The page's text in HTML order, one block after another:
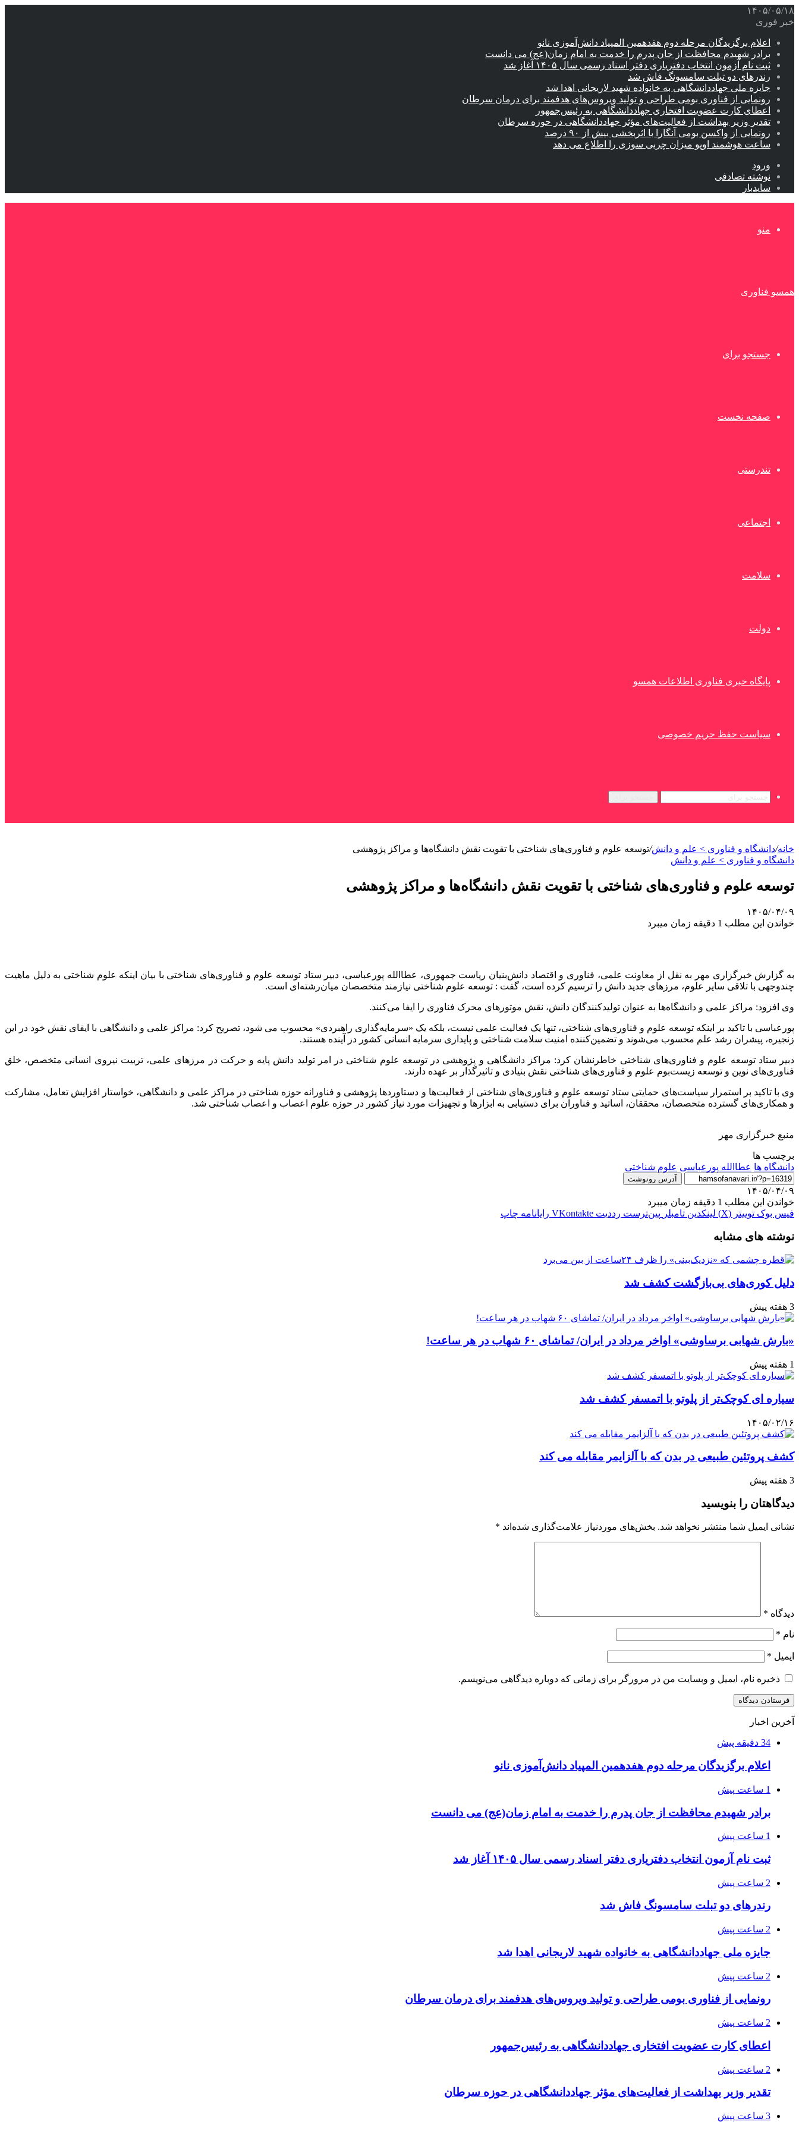
۱۴۰۵/۰۵/۱۸
خبر فوری
اعلام برگزیدگان مرحله دوم هفدهمین المپیاد دانش‌آموزی نانو
برادر شهیدم محافظت از جان پدرم را خدمت به امام زمان(عج) می دانست
ثبت نام آزمون انتخاب دفتریاری دفتر اسناد رسمی سال ۱۴۰۵ آغاز شد
رندرهای دو تبلت سامسونگ فاش شد
جایزه ملی جهاددانشگاهی به خانواده شهید لاریجانی اهدا شد
رونمایی از فناوری بومی طراحی و تولید ویروس‌های هدفمند برای درمان سرطان
اعطای کارت عضویت افتخاری جهاددانشگاهی به رئیس‌جمهور
تقدیر وزیر بهداشت از فعالیت‌های مؤثر جهاددانشگاهی در حوزه سرطان
رونمایی از واکسن بومی آنگارا با اثربخشی بیش از ۹۰ درصد
ساعت هوشمند اوپو میزان چربی سوزی را اطلاع می دهد
ورود
نوشته تصادفی
سایدبار
منو
همسو فناوری
جستجو برای
صفحه نخست
تندرستی
اجتماعی
سلامت
دولت
پایگاه خبری فناوری اطلاعات همسو
سیاست حفظ حریم خصوصی
خانه/دانشگاه و فناوری > علم و دانش/توسعه علوم و فناوری‌های شناختی با تقویت نقش دانشگاه‌ها و مراکز پژوهشی
دانشگاه و فناوری > علم و دانش
توسعه علوم و فناوری‌های شناختی با تقویت نقش دانشگاه‌ها و مراکز پژوهشی
۱۴۰۵/۰۴/۰۹
خواندن این مطلب 1 دقیقه زمان میبرد
به گزارش خبرگزاری مهر به نقل از معاونت علمی، فناوری و اقتصاد دانش‌بنیان ریاست جمهوری، عطاالله پورعباسی، دبیر ستاد توسعه علوم و فناوری‌های شناختی با بیان اینکه علوم شناختی به دلیل ماهیت
چندوجهی با تلاقی سایر علوم، مرزهای جدید دانش را ترسیم کرده است، گفت : توسعه علوم شناختی نیازمند متخصصان میان‌رشته‌ای است.
وی افزود: مراکز علمی و دانشگاه‌ها به عنوان تولیدکنندگان دانش، نقش موتورهای محرک فناوری را ایفا می‌کنند.
پورعباسی با تاکید بر اینکه توسعه علوم و فناوری‌های شناختی، تنها یک فعالیت علمی نیست، بلکه یک «سرمایه‌گذاری راهبردی» محسوب می شود، تصریح کرد: مراکز علمی و دانشگاهی با ایفای نقش خود در این
زنجیره، پیشران رشد علم محسوب می‌شوند و تضمین‌کننده امنیت سلامت شناختی و پایداری سرمایه انسانی کشور در آینده‌ هستند.
دبیر ستاد توسعه علوم و فناوری‌های شناختی خاطرنشان کرد: مراکز دانشگاهی و پژوهشی در توسعه علوم شناختی در امر تولید دانش پایه و حرکت در مرزهای علمی، تربیت نیروی انسانی متخصص، خلق
فناوری‌های نوین و توسعه زیست‌بوم علوم و فناوری‌های شناختی نقش بنیادی و تاثیرگذار بر عهده دارند.
وی با تاکید بر استمرار سیاست‌های حمایتی ستاد توسعه علوم و فناوری‌‎های شناختی از فعالیت‌ها و دستاوردها پژوهشی و فناورانه حوزه شناختی در مراکز علمی و دانشگاهی، خواستار افزایش تعامل، مشارکت
و همکاری‌های گسترده متخصصان، محققان، اساتید و فناوران برای دستیابی به ابزارها و تجهیزات مورد نیاز کشور در حوزه علوم اعصاب و اعصاب شناختی شد.
منبع خبرگزاری مهر
برچسب ها
دانشگاه ها عطاالله پورعباسی علوم شناختی
آدرس رونوشت
۱۴۰۵/۰۴/۰۹
خواندن این مطلب 1 دقیقه زمان میبرد
فیس بوک توییتر (X) لینکدین ‫تامبلر ‫پین‌ترست ‫رددیت ‫VKontakte رایانامه چاپ
نوشته های مشابه
دلیل کوری‌های بی‌بازگشت کشف شد
3 هفته پیش
«بارش شهابی برساوشی» اواخر مرداد در ایران/ تماشای ۶۰ شهاب در هر ساعت!
1 هفته پیش
سیاره ای کوچک‌تر از پلوتو با اتمسفر کشف شد
۱۴۰۵/۰۲/۱۶
کشف پروتئین طبیعی در بدن که با آلزایمر مقابله می کند
3 هفته پیش
دیدگاهتان را بنویسید
نشانی ایمیل شما منتشر نخواهد شد. بخش‌های موردنیاز علامت‌گذاری شده‌اند *
دیدگاه *
نام *
ایمیل *
ذخیره نام، ایمیل و وبسایت من در مرورگر برای زمانی که دوباره دیدگاهی می‌نویسم.
آخرین اخبار
34 دقیقه پیش
اعلام برگزیدگان مرحله دوم هفدهمین المپیاد دانش‌آموزی نانو
1 ساعت پیش
برادر شهیدم محافظت از جان پدرم را خدمت به امام زمان(عج) می دانست
1 ساعت پیش
ثبت نام آزمون انتخاب دفتریاری دفتر اسناد رسمی سال ۱۴۰۵ آغاز شد
2 ساعت پیش
رندرهای دو تبلت سامسونگ فاش شد
2 ساعت پیش
جایزه ملی جهاددانشگاهی به خانواده شهید لاریجانی اهدا شد
2 ساعت پیش
رونمایی از فناوری بومی طراحی و تولید ویروس‌های هدفمند برای درمان سرطان
2 ساعت پیش
اعطای کارت عضویت افتخاری جهاددانشگاهی به رئیس‌جمهور
2 ساعت پیش
تقدیر وزیر بهداشت از فعالیت‌های مؤثر جهاددانشگاهی در حوزه سرطان
3 ساعت پیش